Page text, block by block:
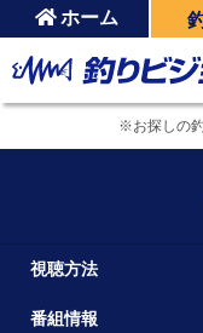
ホーム
※お探しの
視聴方法
番組情報